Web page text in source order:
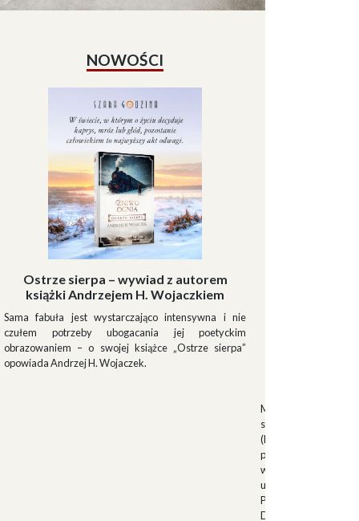
NOWOŚCI
Ostrze sierpa – wywiad z autorem
książki Andrzejem H. Wojaczkiem
Sama fabuła jest wystarczająco intensywna i nie
czułem potrzeby ubogacania jej poetyckim
obrazowaniem – o swojej książce „Ostrze sierpa”
opowiada Andrzej H. Wojaczek.
Muszkieterowie
stanowili elitarną
(Milizia Volontaria
pełniącą rolę
w latach 1923-
uroczystościach
Palazzo Venezia w
Duce.